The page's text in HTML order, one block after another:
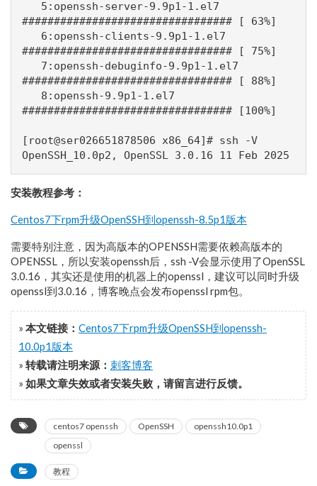
################################# [ 63%]
################################# [ 75%]
################################# [ 88%]
################################# [100%]
[root@ser026651878506 x86_64]# ssh -V
安装教程参考：
Centos7下rpm升级OpenSSH到openssh-8.5p1版本
需要特别注意，因为高版本的OPENSSH需要依赖高版本的
OPENSSL，所以安装openssh后，ssh -V会显示使用了OpenSSL
3.0.16，其实还是使用的机器上的openssl，建议可以同时升级
openssl到3.0.16，博客晚点会发布openssl rpm包。
» 本文链接： Centos7下rpm升级OpenSSH到openssh-
10.0p1版本
» 转载请注明来源： 刺客博客
» 如果文章失效或者安装失败，请留言进行反馈。
centos7 openssh OpenSSH
openssh10.0p1
openssl
教程